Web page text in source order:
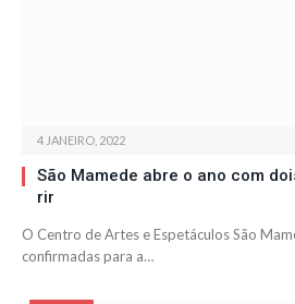
4 JANEIRO, 2022
São Mamede abre o ano com
rir
O Centro de Artes e Espetáculos São
confirmadas para a…